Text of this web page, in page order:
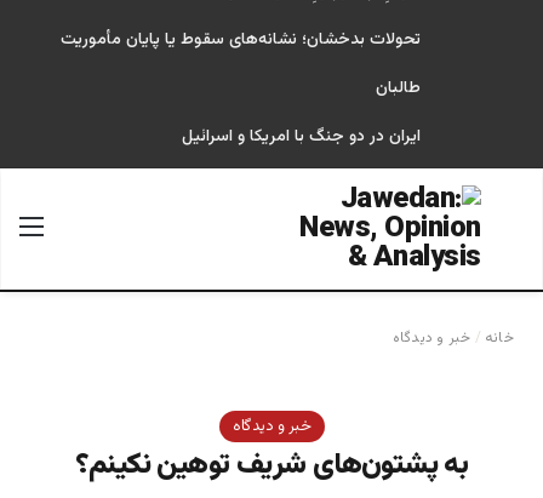
تحولات بدخشان؛ نشانه‌های سقوط یا پایان مأموریت
طالبان
ایران در دو جنگ با امریکا و اسرائیل
جستجو برای
خانه / خبر و دیدگاه
خبر و دیدگاه
به پشتون‌های شریف توهین نکینم؟